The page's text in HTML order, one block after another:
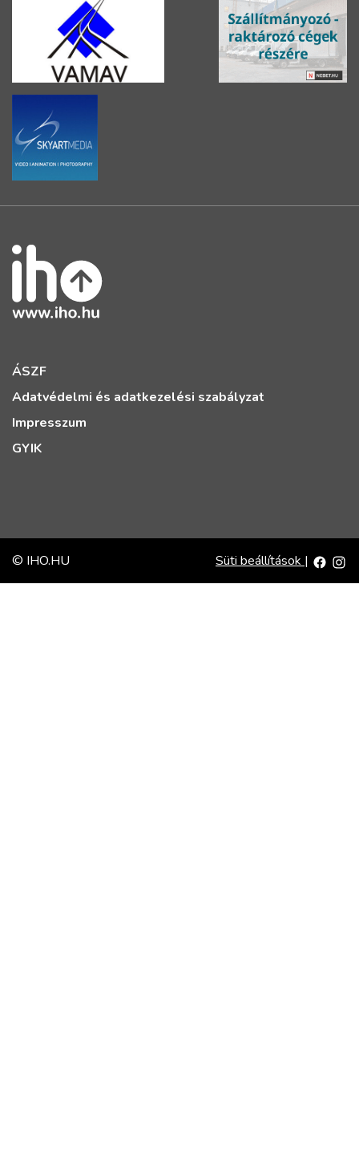
ÁSZF
Adatvédelmi és adatkezelési szabályzat
Impresszum
GYIK
© IHO.HU Süti beállítások|